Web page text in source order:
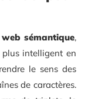
web sémantique,
intelligent en
le sens des
de caractères.